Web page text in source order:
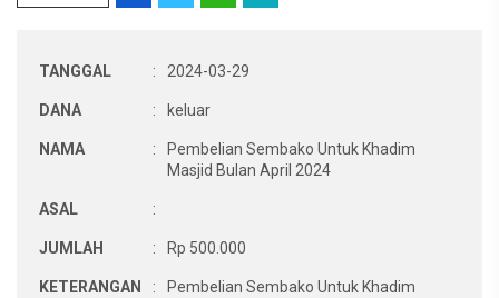
TANGGAL : 2024-03-29
DANA : keluar
NAMA :
Pembelian Sembako Untuk Khadim
Masjid Bulan April 2024
ASAL :
JUMLAH : Rp 500.000
KETERANGAN :
Pembelian Sembako Untuk Khadim